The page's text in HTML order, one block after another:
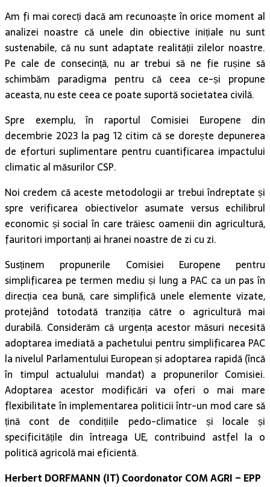
Am fi mai corecți dacă am recunoaște în orice moment al
analizei noastre că unele din obiective inițiale nu sunt
sustenabile, că nu sunt adaptate realității zilelor noastre.
Pe cale de consecință, nu ar trebui să ne fie rușine să
schimbăm paradigma pentru că ceea ce-și propune
aceasta, nu este ceea ce poate suportă societatea civilă.
Spre exemplu, în raportul Comisiei Europene din
decembrie 2023 la pag 12 citim că se dorește depunerea
de eforturi suplimentare pentru cuantificarea impactului
climatic al măsurilor CSP.
Noi credem că aceste metodologii ar trebui îndreptate și
spre verificarea obiectivelor asumate versus echilibrul
economic și social în care trăiesc oamenii din agricultură,
fauritori importanți ai hranei noastre de zi cu zi.
Susținem propunerile Comisiei Europene pentru
simplificarea pe termen mediu și lung a PAC ca un pas în
direcția cea bună, care simplifică unele elemente vizate,
protejând totodată tranziția către o agricultură mai
durabilă. Considerăm că urgența acestor măsuri necesită
adoptarea imediată a pachetului pentru simplificarea PAC
la nivelul Parlamentului European și adoptarea rapidă (încă
în timpul actualului mandat) a propunerilor Comisiei.
Adoptarea acestor modificări va oferi o mai mare
flexibilitate în implementarea politicii într-un mod care să
țină cont de condițiile pedo-climatice și locale și
specificitățile din întreaga UE, contribuind astfel la o
politică agricolă mai eficientă.
Herbert DORFMANN (IT) Coordonator COM AGRI – EPP